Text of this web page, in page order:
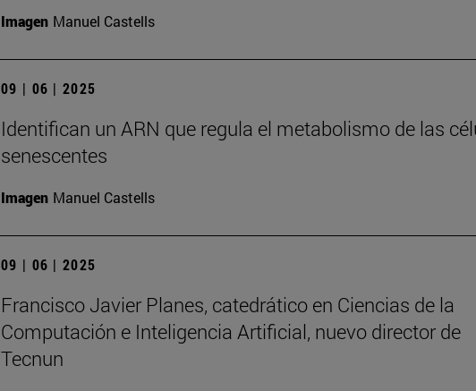
Imagen Manuel Castells
09 | 06 | 2025
Identifican un ARN que regula el metabolismo de las
senescentes
Imagen Manuel Castells
09 | 06 | 2025
Francisco Javier Planes, catedrático en Ciencias de la
Computación e Inteligencia Artificial, nuevo director de
Tecnun